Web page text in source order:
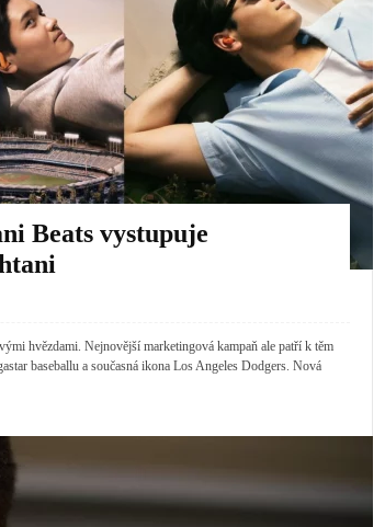
Beats vystupuje
hvězdami. Nejnovější marketingová kampaň ale patří k těm
baseballu a současná ikona Los Angeles Dodgers. Nová